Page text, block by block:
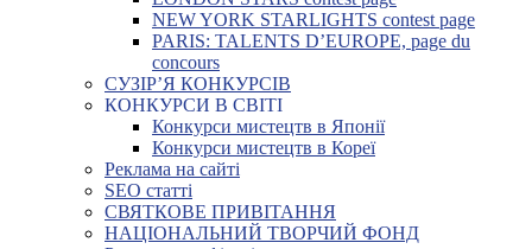
NEW YORK STARLIGHTS contest page
PARIS: TALENTS D’EUROPE, page du
concours
СУЗІР’Я КОНКУРСІВ
КОНКУРСИ В СВІТІ
Конкурси мистецтв в Японії
Конкурси мистецтв в Кореї
Реклама на сайті
SEO статті
СВЯТКОВЕ ПРИВІТАННЯ
НАЦІОНАЛЬНИЙ ТВОРЧИЙ ФОНД